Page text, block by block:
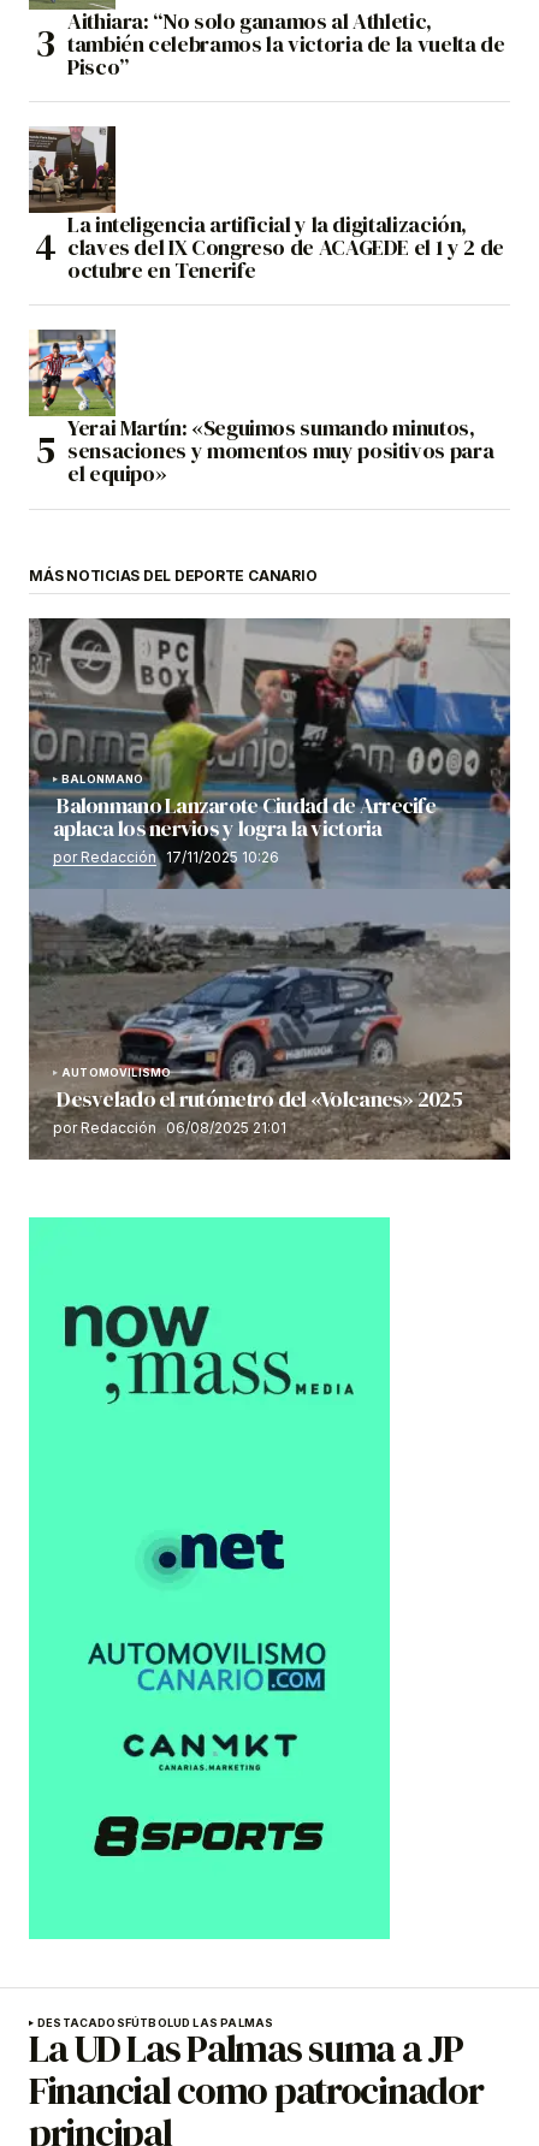
Aithiara: “No solo ganamos al Athletic,
también celebramos la victoria de la vuelta de
Pisco”
La inteligencia artificial y la digitalización,
claves del IX Congreso de ACAGEDE el 1 y 2 de
octubre en Tenerife
Yerai Martín: «Seguimos sumando minutos,
sensaciones y momentos muy positivos para
el equipo»
MÁS NOTICIAS DEL DEPORTE CANARIO
BALONMANO
Balonmano Lanzarote Ciudad de Arrecife
aplaca los nervios y logra la victoria
por Redacción 17/11/2025 10:26
AUTOMOVILISMO
Desvelado el rutómetro del «Volcanes» 2025
por Redacción 06/08/2025 21:01
DESTACADOSFÚTBOLUD LAS PALMAS
La UD Las Palmas suma a JP
Financial como patrocinador
principal